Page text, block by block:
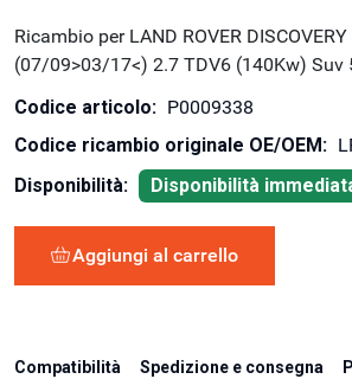
Ricambio per LAND ROVER
(07/09>03/17<) 2.7 TDV6 (140Kw)
Codice articolo: P0009338
Codice ricambio originale OE/OEM:
Disponibilità:
Disponibilità
Aggiungi al carrello
Compatibilità Spedizione e consegna